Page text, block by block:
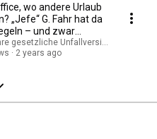
wo andere Urlaub
„Jefe“ G. Fahr hat da
– und zwar
(3/3)
gesetzliche Unfallversicherung
2 years ago